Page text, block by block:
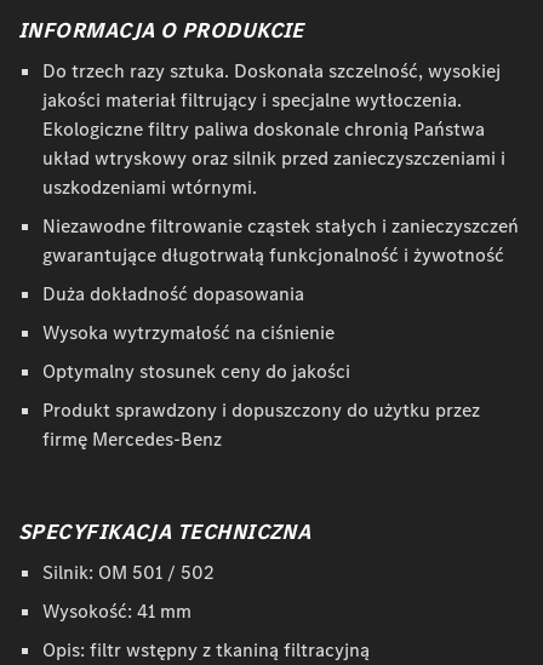
INFORMACJA O PRODUKCIE
Do trzech razy sztuka. Doskonała szczelność, wysokiej
jakości materiał filtrujący i specjalne wytłoczenia.
Ekologiczne filtry paliwa doskonale chronią Państwa
układ wtryskowy oraz silnik przed zanieczyszczeniami i
uszkodzeniami wtórnymi.
Niezawodne filtrowanie cząstek stałych i zanieczyszczeń
gwarantujące długotrwałą funkcjonalność i żywotność
Duża dokładność dopasowania
Wysoka wytrzymałość na ciśnienie
Optymalny stosunek ceny do jakości
Produkt sprawdzony i dopuszczony do użytku przez
firmę Mercedes-Benz
SPECYFIKACJA TECHNICZNA
Silnik: OM 501 / 502
Wysokość: 41 mm
Opis: filtr wstępny z tkaniną filtracyjną